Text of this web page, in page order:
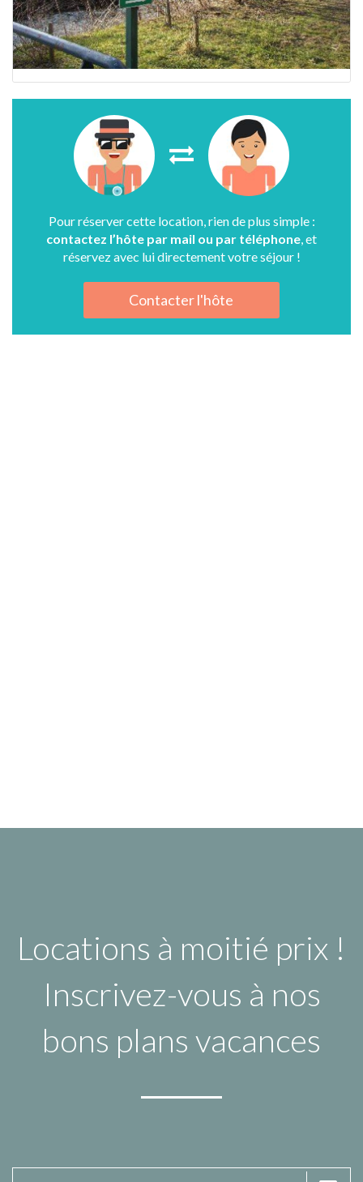
Pour réserver cette location, rien de plus simple :
contactez l’hôte par mail ou par téléphone, et
réservez avec lui directement votre séjour !
Contacter l'hôte
Locations à moitié prix !
Inscrivez-vous à nos
bons plans vacances